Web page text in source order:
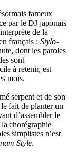
fameux
par le DJ japonais
de la
français : Stylo-
dont les paroles
sont
à retenir, est
mois.
serpent et de son
fait de planter un
d’assembler le
chorégraphie
simplistes n’est
Style.